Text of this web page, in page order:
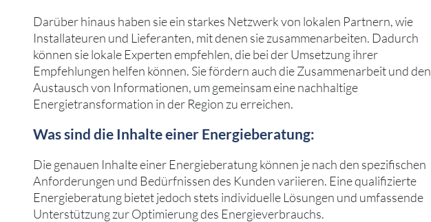
Darüber hinaus haben sie ein starkes Netzwerk von lokalen Partnern, wie
Installateuren und Lieferanten, mit denen sie zusammenarbeiten. Dadurch
können sie lokale Experten empfehlen, die bei der Umsetzung ihrer
Empfehlungen helfen können. Sie fördern auch die Zusammenarbeit und den
Austausch von Informationen, um gemeinsam eine nachhaltige
Energietransformation in der Region zu erreichen.
Was sind die Inhalte einer Energieberatung:
Die genauen Inhalte einer Energieberatung können je nach den spezifischen
Anforderungen und Bedürfnissen des Kunden variieren. Eine qualifizierte
Energieberatung bietet jedoch stets individuelle Lösungen und umfassende
Unterstützung zur Optimierung des Energieverbrauchs.